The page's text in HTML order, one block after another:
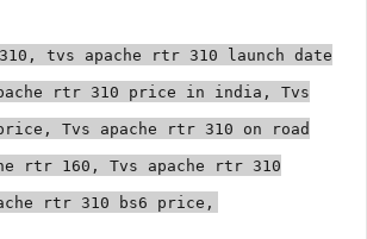
310, tvs apache rtr 310 launch date
rtr 310 price in india, Tvs
Tvs apache rtr 310 on road
rtr 160, Tvs apache rtr 310
rtr 310 bs6 price,